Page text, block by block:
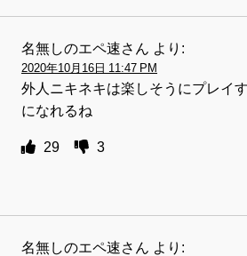
名無しのエペ速さん より:
2020年10月16日 11:47 PM
外人ニキネキは楽しそうにプレイ
になれるね
29 3
名無しのエペ速さん より: